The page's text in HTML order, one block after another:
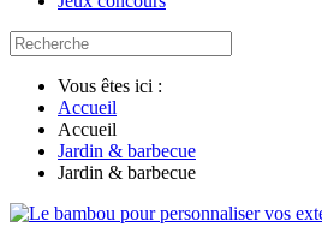
Vous êtes ici :
Accueil
Accueil
Jardin & barbecue
Jardin & barbecue